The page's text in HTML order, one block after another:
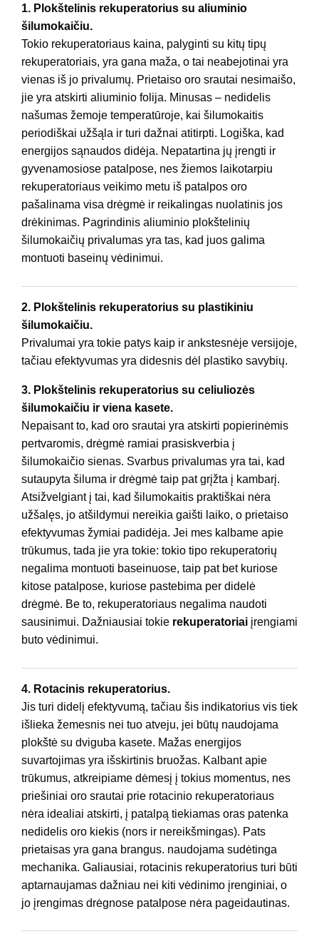
1. Plokštelinis rekuperatorius su aliuminio
šilumokaičiu.
Tokio rekuperatoriaus kaina, palyginti su kitų tipų
rekuperatoriais, yra gana maža, o tai neabejotinai yra
vienas iš jo privalumų. Prietaiso oro srautai nesimaišo,
jie yra atskirti aliuminio folija. Minusas – nedidelis
našumas žemoje temperatūroje, kai šilumokaitis
periodiškai užšąla ir turi dažnai atitirpti. Logiška, kad
energijos sąnaudos didėja. Nepatartina jų įrengti ir
gyvenamosiose patalpose, nes žiemos laikotarpiu
rekuperatoriaus veikimo metu iš patalpos oro
pašalinama visa drėgmė ir reikalingas nuolatinis jos
drėkinimas. Pagrindinis aliuminio plokštelinių
šilumokaičių privalumas yra tas, kad juos galima
montuoti baseinų vėdinimui.
2. Plokštelinis rekuperatorius su plastikiniu
šilumokaičiu.
Privalumai yra tokie patys kaip ir ankstesnėje versijoje,
tačiau efektyvumas yra didesnis dėl plastiko savybių.
3. Plokštelinis rekuperatorius su celiuliozės
šilumokaičiu ir viena kasete.
Nepaisant to, kad oro srautai yra atskirti popierinėmis
pertvaromis, drėgmė ramiai prasiskverbia į
šilumokaičio sienas. Svarbus privalumas yra tai, kad
sutaupyta šiluma ir drėgmė taip pat grįžta į kambarį.
Atsižvelgiant į tai, kad šilumokaitis praktiškai nėra
užšalęs, jo atšildymui nereikia gaišti laiko, o prietaiso
efektyvumas žymiai padidėja. Jei mes kalbame apie
trūkumus, tada jie yra tokie: tokio tipo rekuperatorių
negalima montuoti baseinuose, taip pat bet kuriose
kitose patalpose, kuriose pastebima per didelė
drėgmė. Be to, rekuperatoriaus negalima naudoti
sausinimui. Dažniausiai tokie rekuperatoriai įrengiami
buto vėdinimui.
4. Rotacinis rekuperatorius.
Jis turi didelį efektyvumą, tačiau šis indikatorius vis tiek
išlieka žemesnis nei tuo atveju, jei būtų naudojama
plokštė su dviguba kasete. Mažas energijos
suvartojimas yra išskirtinis bruožas. Kalbant apie
trūkumus, atkreipiame dėmesį į tokius momentus, nes
priešiniai oro srautai prie rotacinio rekuperatoriaus
nėra idealiai atskirti, į patalpą tiekiamas oras patenka
nedidelis oro kiekis (nors ir nereikšmingas). Pats
prietaisas yra gana brangus. naudojama sudėtinga
mechanika. Galiausiai, rotacinis rekuperatorius turi būti
aptarnaujamas dažniau nei kiti vėdinimo įrenginiai, o
jo įrengimas drėgnose patalpose nėra pageidautinas.